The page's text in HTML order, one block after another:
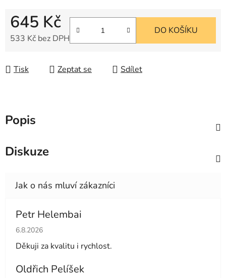
645 Kč
533 Kč bez DPH
DO KOŠÍKU
Tisk Zeptat se Sdílet
Popis
Diskuze
Petr Helembai
Hodnocení obchodu je 5 z 5 hvězdiček.
6.8.2026
Děkuji za kvalitu i rychlost.
Oldřich Pelíšek